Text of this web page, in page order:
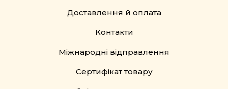
Доставлення й оплата
Контакти
Міжнародні відправлення
Сертифікат товару